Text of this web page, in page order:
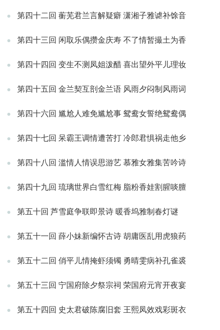
第四十二回 蘅芜君兰言解疑癖 潇湘子雅谑补馀音
第四十三回 闲取乐偶攒金庆寿 不了情暂撮土为香
第四十四回 变生不测凤姐泼醋 喜出望外平儿理妆
第四十五回 金兰契互剖金兰语 风雨夕闷制风雨词
第四十六回 尴尬人难免尴尬事 鸳鸯女誓绝鸳鸯偶
第四十七回 呆霸王调情遭苦打 冷郎君惧祸走他乡
第四十八回 滥情人情误思游艺 慕雅女雅集苦吟诗
第四十九回 琉璃世界白雪红梅 脂粉香娃割腥啖膻
第五十回 芦雪庭争联即景诗 暖香坞雅制春灯谜
第五十一回 薛小妹新编怀古诗 胡庸医乱用虎狼药
第五十二回 俏平儿情掩虾须镯 勇晴雯病补孔雀裘
第五十三回 宁国府除夕祭宗祠 荣国府元宵开夜宴
第五十四回 史太君破陈腐旧套 王熙凤效戏彩斑衣